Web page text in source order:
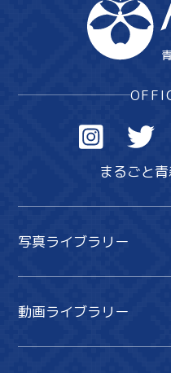
まるごと
写真ライブラリー
動画ライブラリー